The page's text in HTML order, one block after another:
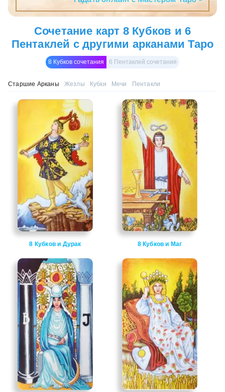
Сочетание карт 8 Кубков и 6
Пентаклей с другими арканами Таро
8 Кубков сочетания 6 Пентаклей сочетания
Старшие Арканы Жезлы Кубки Мечи Пентакли
8 Кубков и Дурак 8 Кубков и Маг